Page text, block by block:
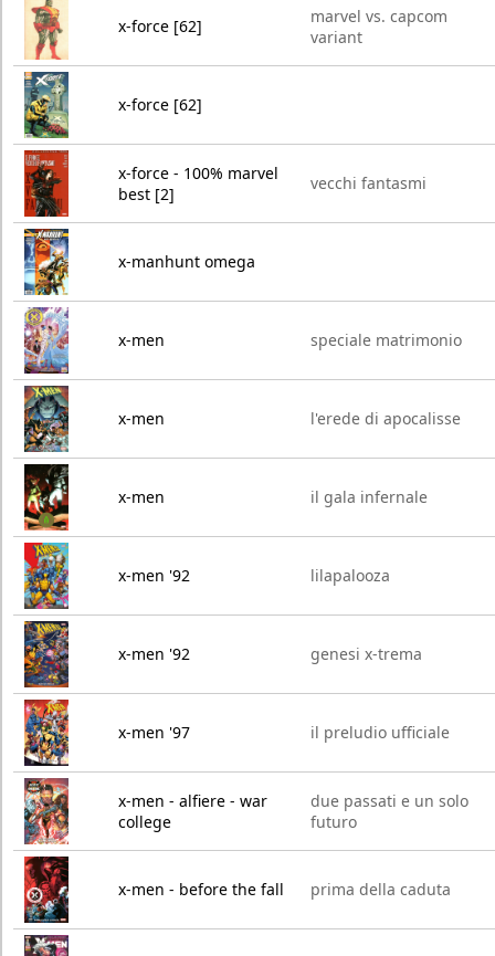
x-force [62]
marvel vs. capcom
variant
x-force [62]
x-force - 100% marvel
best [2]
vecchi fantasmi
x-manhunt omega
x-men speciale matrimonio
x-men l'erede di apocalisse
x-men il gala infernale
x-men '92 lilapalooza
x-men '92 genesi x-trema
x-men '97 il preludio ufficiale
x-men - alfiere - war
college
due passati e un solo
futuro
x-men - before the fall prima della caduta